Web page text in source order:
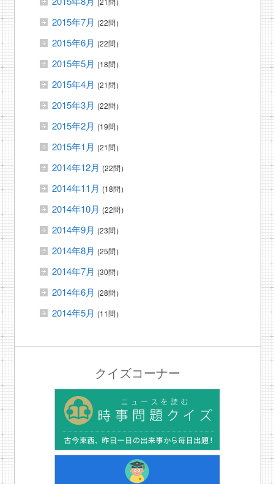
2015年7月 (22問）
2015年6月 (22問）
2015年5月 (18問）
2015年4月 (21問）
2015年3月 (22問）
2015年2月 (19問）
2015年1月 (21問）
2014年12月 (22問）
2014年11月 (18問）
2014年10月 (22問）
2014年9月 (23問）
2014年8月 (25問）
2014年7月 (30問）
2014年6月 (28問）
2014年5月 (11問）
クイズコーナー